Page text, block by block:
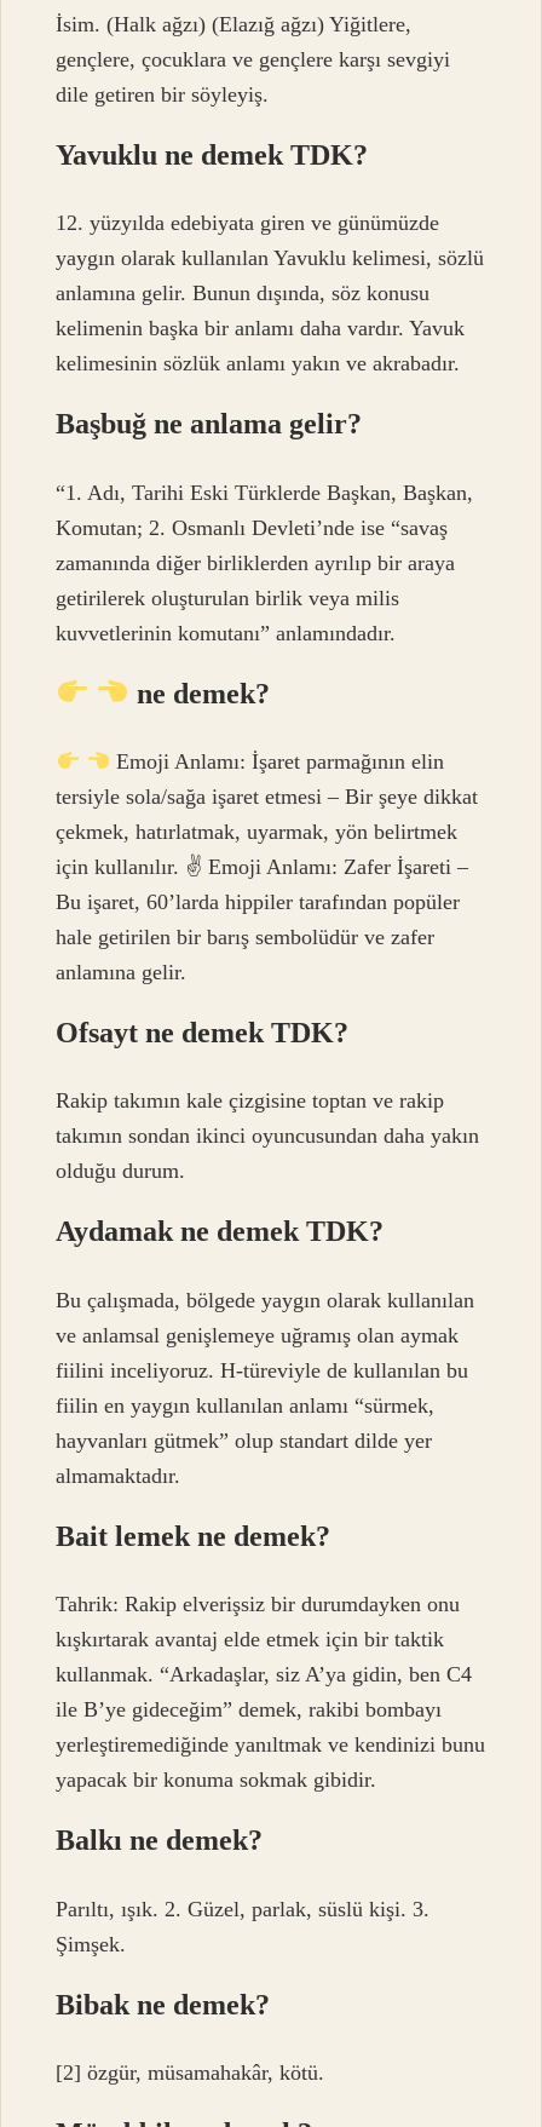
İsim. (Halk ağzı) (Elazığ ağzı) Yiğitlere,
gençlere, çocuklara ve gençlere karşı sevgiyi
dile getiren bir söyleyiş.
Yavuklu ne demek TDK?
12. yüzyılda edebiyata giren ve günümüzde
yaygın olarak kullanılan Yavuklu kelimesi, sözlü
anlamına gelir. Bunun dışında, söz konusu
kelimenin başka bir anlamı daha vardır. Yavuk
kelimesinin sözlük anlamı yakın ve akrabadır.
Başbuğ ne anlama gelir?
“1. Adı, Tarihi Eski Türklerde Başkan, Başkan,
Komutan; 2. Osmanlı Devleti’nde ise “savaş
zamanında diğer birliklerden ayrılıp bir araya
getirilerek oluşturulan birlik veya milis
kuvvetlerinin komutanı” anlamındadır.
ne demek?
Emoji Anlamı: İşaret parmağının elin
tersiyle sola/sağa işaret etmesi – Bir şeye dikkat
çekmek, hatırlatmak, uyarmak, yön belirtmek
için kullanılır. ✌ Emoji Anlamı: Zafer İşareti –
Bu işaret, 60’larda hippiler tarafından popüler
hale getirilen bir barış sembolüdür ve zafer
anlamına gelir.
Ofsayt ne demek TDK?
Rakip takımın kale çizgisine toptan ve rakip
takımın sondan ikinci oyuncusundan daha yakın
olduğu durum.
Aydamak ne demek TDK?
Bu çalışmada, bölgede yaygın olarak kullanılan
ve anlamsal genişlemeye uğramış olan aymak
fiilini inceliyoruz. H-türeviyle de kullanılan bu
fiilin en yaygın kullanılan anlamı “sürmek,
hayvanları gütmek” olup standart dilde yer
almamaktadır.
Bait lemek ne demek?
Tahrik: Rakip elverişsiz bir durumdayken onu
kışkırtarak avantaj elde etmek için bir taktik
kullanmak. “Arkadaşlar, siz A’ya gidin, ben C4
ile B’ye gideceğim” demek, rakibi bombayı
yerleştiremediğinde yanıltmak ve kendinizi bunu
yapacak bir konuma sokmak gibidir.
Balkı ne demek?
Parıltı, ışık. 2. Güzel, parlak, süslü kişi. 3.
Şimşek.
Bibak ne demek?
[2] özgür, müsamahakâr, kötü.